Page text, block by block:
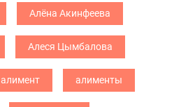
Алёна Акинфеева
Алеся Цымбалова
алимент алименты